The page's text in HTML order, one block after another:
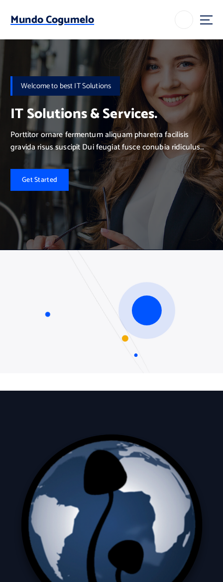
p
Mundo Cogumelo
Welcome to best IT Solutions
IT Solutions & Services.
Porttitor ornare fermentum aliquam pharetra facilisis
gravida risus suscipit Dui feugiat fusce conubia ridiculus
tristique parturient sint occaecat non proident.
GetStarted